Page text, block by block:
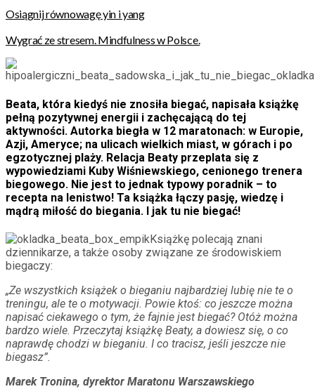
Osiągnij równowagę yin i yang
Wygrać ze stresem. Mindfulness w Polsce.
Beata, która kiedyś nie znosiła biegać, napisała książkę
pełną pozytywnej energii i zachęcającą do tej
aktywności. Autorka biegła w 12 maratonach: w Europie,
Azji, Ameryce; na ulicach wielkich miast, w górach i po
egzotycznej plaży. Relacja Beaty przeplata się z
wypowiedziami Kuby Wiśniewskiego, cenionego trenera
biegowego. Nie jest to jednak typowy poradnik – to
recepta na lenistwo! Ta książka łączy pasję, wiedzę i
mądrą miłość do biegania. I jak tu nie biegać!
Książkę polecają znani
dziennikarze, a także osoby związane ze środowiskiem
biegaczy:
„Ze wszystkich książek o bieganiu najbardziej lubię nie te o
treningu, ale te o motywacji. Powie ktoś: co jeszcze można
napisać ciekawego o tym, że fajnie jest biegać? Otóż można
bardzo wiele. Przeczytaj książkę Beaty, a dowiesz się, o co
naprawdę chodzi w bieganiu. I co tracisz, jeśli jeszcze nie
biegasz”.
Marek Tronina, dyrektor Maratonu Warszawskiego